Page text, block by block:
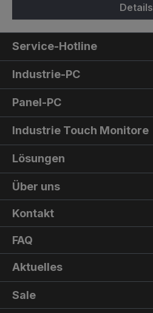
Details
Service-Hotline
Industrie-PC
Panel-PC
Industrie Touch Monitore
Lösungen
Über uns
Kontakt
FAQ
Aktuelles
Sale